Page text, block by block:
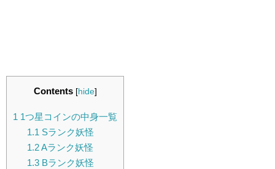
Contents [hide]
1 1つ星コインの中身一覧
1.1 Sランク妖怪
1.2Aランク妖怪
1.3Bランク妖怪